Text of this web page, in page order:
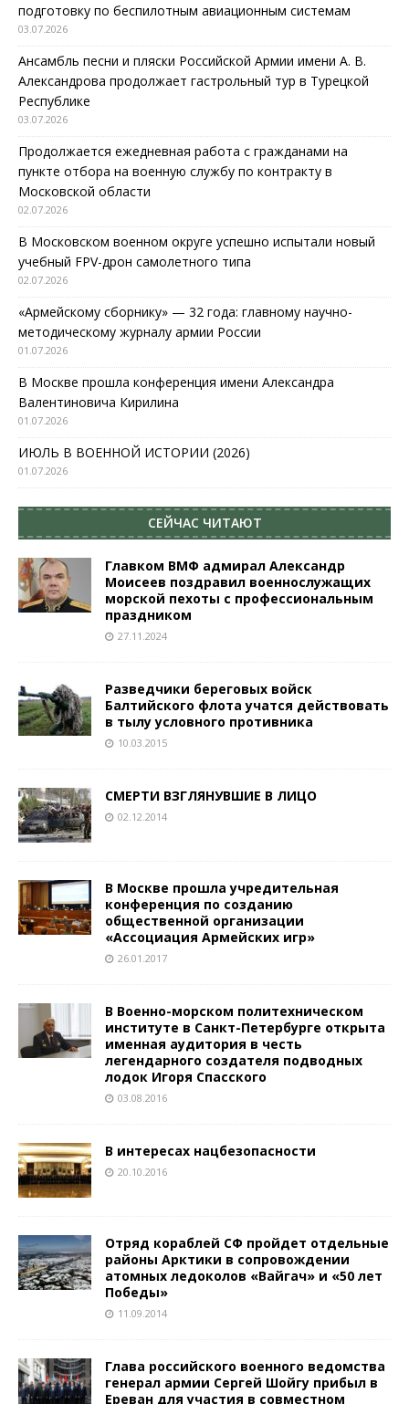
подготовку по беспилотным авиационным системам
03.07.2026
Ансамбль песни и пляски Российской Армии имени А. В.
Александрова продолжает гастрольный тур в Турецкой
Республике
03.07.2026
Продолжается ежедневная работа с гражданами на
пункте отбора на военную службу по контракту в
Московской области
02.07.2026
В Московском военном округе успешно испытали новый
учебный FPV-дрон самолетного типа
02.07.2026
«Армейскому сборнику» — 32 года: главному научно-
методическому журналу армии России
01.07.2026
В Москве прошла конференция имени Александра
Валентиновича Кирилина
01.07.2026
ИЮЛЬ В ВОЕННОЙ ИСТОРИИ (2026)
01.07.2026
СЕЙЧАС ЧИТАЮТ
Главком ВМФ адмирал Александр
Моисеев поздравил военнослужащих
морской пехоты с профессиональным
праздником
27.11.2024
Разведчики береговых войск
Балтийского флота учатся действовать
в тылу условного противника
10.03.2015
СМЕРТИ ВЗГЛЯНУВШИЕ В ЛИЦО
02.12.2014
В Москве прошла учредительная
конференция по созданию
общественной организации
«Ассоциация Армейских игр»
26.01.2017
В Военно-морском политехническом
институте в Санкт-Петербурге открыта
именная аудитория в честь
легендарного создателя подводных
лодок Игоря Спасского
03.08.2016
В интересах нацбезопасности
20.10.2016
Отряд кораблей СФ пройдет отдельные
районы Арктики в сопровождении
атомных ледоколов «Вайгач» и «50 лет
Победы»
11.09.2014
Глава российского военного ведомства
генерал армии Сергей Шойгу прибыл в
Ереван для участия в совместном